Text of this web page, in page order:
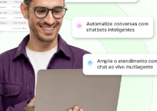
lugares para evitar
Forma de Contato
forma de contato